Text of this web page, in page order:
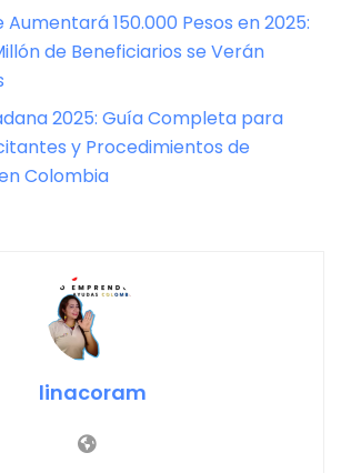
Aumentará 150.000 Pesos en 2025:
de Beneficiarios se Verán
2025: Guía Completa para
y Procedimientos de
Colombia
linacoram